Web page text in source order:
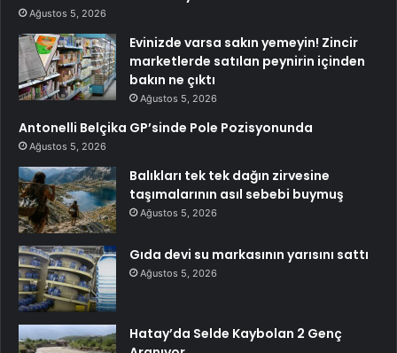
Ağustos 5, 2026
Evinizde varsa sakın yemeyin! Zincir
marketlerde satılan peynirin içinden
bakın ne çıktı
Ağustos 5, 2026
Antonelli Belçika GP’sinde Pole Pozisyonunda
Ağustos 5, 2026
Balıkları tek tek dağın zirvesine
taşımalarının asıl sebebi buymuş
Ağustos 5, 2026
Gıda devi su markasının yarısını sattı
Ağustos 5, 2026
Hatay’da Selde Kaybolan 2 Genç